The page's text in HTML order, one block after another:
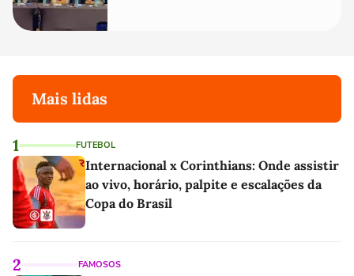
Mais lidas
1 FUTEBOL
Internacional x Corinthians: Onde assistir
ao vivo, horário, palpite e escalações da
Copa do Brasil
2 FAMOSOS